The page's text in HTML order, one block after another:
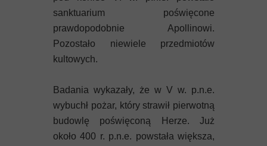
sanktuarium poświęcone
prawdopodobnie Apollinowi.
Pozostało niewiele przedmiotów
kultowych.
Badania wykazały, że w V w. p.n.e.
wybuchł pożar, który strawił pierwotną
budowlę poświęconą Herze. Już
około 400 r. p.n.e. powstała większa,